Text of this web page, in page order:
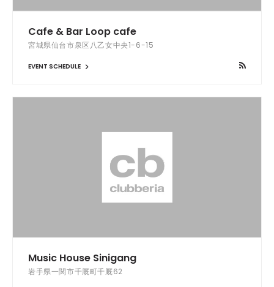
Cafe & Bar Loop cafe
宮城県仙台市泉区八乙女中央1-6-15
EVENT SCHEDULE
Music House Sinigang
岩手県一関市千厩町千厩62